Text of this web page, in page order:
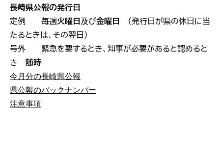
長崎県公報の発行日
定例 毎週火曜日及び金曜日 （発行日が県の休日に当
たるときは、その翌日）
号外 緊急を要するとき、知事が必要があると認めると
き 随時
今月分の長崎県公報
県公報のバックナンバー
注意事項